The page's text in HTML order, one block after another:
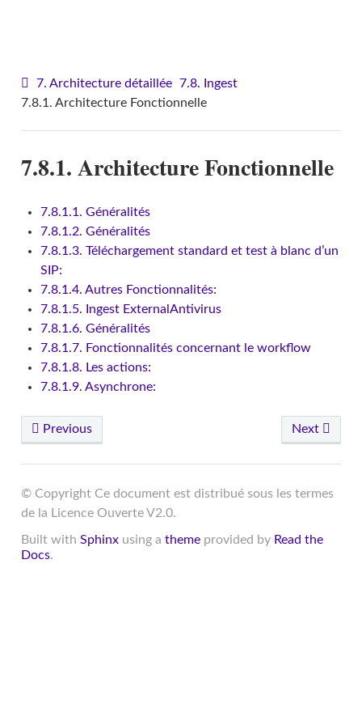
7. Architecture détaillée 7.8. Ingest
7.8.1. Architecture Fonctionnelle
7.8.1. Architecture Fonctionnelle
7.8.1.1. Généralités
7.8.1.2. Généralités
7.8.1.3. Téléchargement standard et test à blanc d’un
SIP:
7.8.1.4. Autres Fonctionnalités:
7.8.1.5. Ingest ExternalAntivirus
7.8.1.6. Généralités
7.8.1.7. Fonctionnalités concernant le workflow
7.8.1.8. Les actions:
7.8.1.9. Asynchrone:
Previous Next
© Copyright Ce document est distribué sous les termes
de la Licence Ouverte V2.0.
Built with Sphinxusing a themeprovided by Read the
Docs.